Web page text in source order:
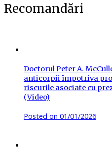
Recomandări
Doctorul Peter A.
anticorpii împotriva
riscurile asociate cu
(Video)
Posted on 01/01/2026